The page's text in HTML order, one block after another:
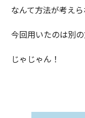
なんて方法が考え
今回用いたのは別
じゃじゃん！